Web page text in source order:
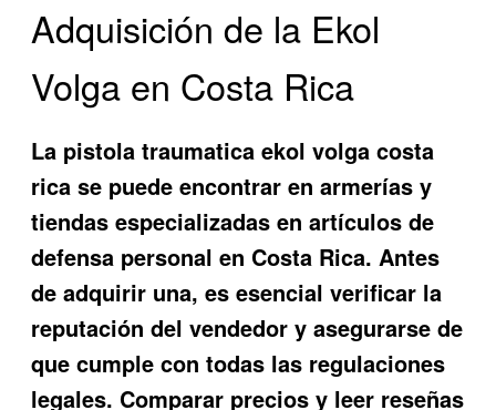
Adquisición de la Ekol
Volga en Costa Rica
La pistola traumatica ekol volga costa
rica se puede encontrar en armerías y
tiendas especializadas en artículos de
defensa personal en Costa Rica. Antes
de adquirir una, es esencial verificar la
reputación del vendedor y asegurarse de
que cumple con todas las regulaciones
legales. Comparar precios y leer reseñas